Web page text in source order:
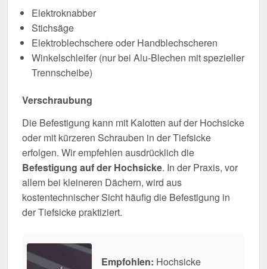
Elektroknabber
Stichsäge
Elektroblechschere oder Handblechscheren
Winkelschleifer (nur bei Alu-Blechen mit spezieller
Trennscheibe)
Verschraubung
Die Befestigung kann mit Kalotten auf der Hochsicke
oder mit kürzeren Schrauben in der Tiefsicke
erfolgen. Wir empfehlen ausdrücklich die
Befestigung auf der Hochsicke. In der Praxis, vor
allem bei kleineren Dächern, wird aus
kostentechnischer Sicht häufig die Befestigung in
der Tiefsicke praktiziert.
Empfohlen: Hochsicke